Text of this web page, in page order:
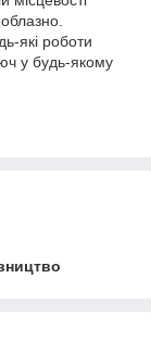
які роботи
у будь-якому